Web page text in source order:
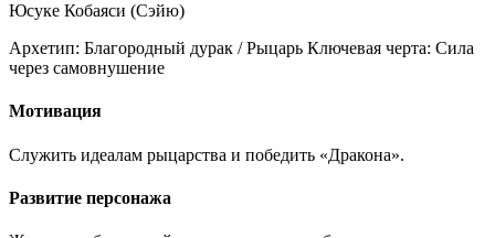
Юсуке Кобаяси (Сэйю)
Архетип: Благородный дурак / Рыцарь Ключевая черта: Сила
через самовнушение
Мотивация
Служить идеалам рыцарства и победить «Дракона».
Развитие персонажа